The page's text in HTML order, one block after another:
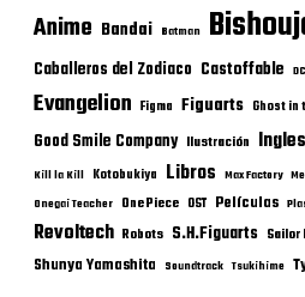
Anime Bandai Batman
Caballeros del Zodiaco Castoffable
Evangelion Figma Figuarts Ghost in
Good Smile Company Ilustración Ingles
Kill la Kill Kotobukiya Libros Max Factory
Onegai Teacher One Piece OST Películas
Revoltech Robots S.H.Figuarts Sailor
Shunya Yamashita Soundtrack Tsukihime